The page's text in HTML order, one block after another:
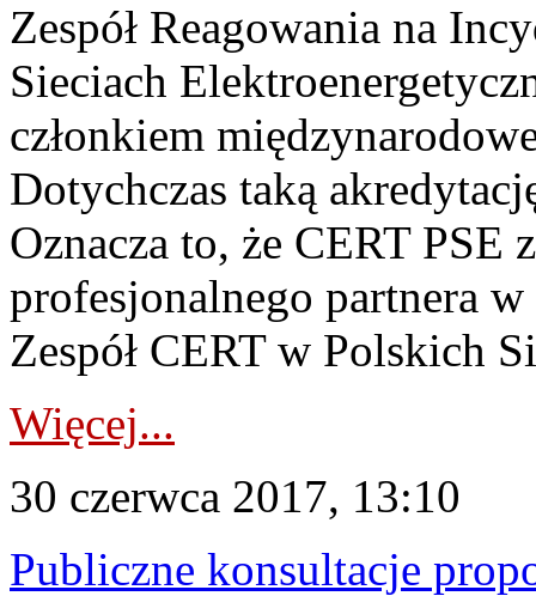
Zespół Reagowania na
Sieciach
członkiem
Dotychczas taką
Oznacza to, że CERT PSE
profesjonalnego partnera
Zespół CERT w Polskich
Więcej...
30 czerwca 2017, 13:10
Publiczne konsultacje